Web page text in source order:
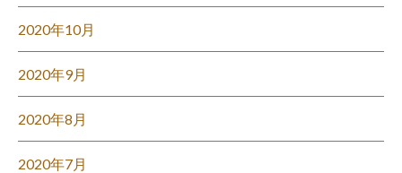
2020年10月
2020年9月
2020年8月
2020年7月